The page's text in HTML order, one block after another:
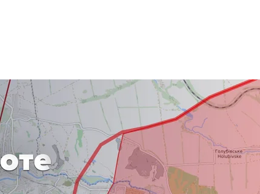
по «Минску», неокрашенные — подконтрольная Украины
где должны развести войска
в Станице, в ООС уверяют, что о безопасности
полиции, который будет
связь Вооруженных сил. Там будут
осуществлять контроль за этим участком в